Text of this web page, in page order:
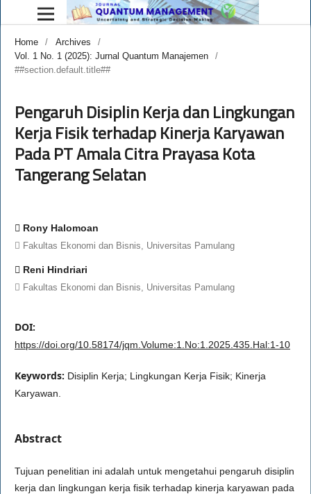
Home / Archives
/
Vol. 1 No. 1 (2025): Jurnal Quantum Manajemen
/
##section.default.title##
Pengaruh Disiplin Kerja dan Lingkungan
Kerja Fisik terhadap Kinerja Karyawan
Pada PT Amala Citra Prayasa Kota
Tangerang Selatan
Rony Halomoan
Fakultas Ekonomi dan Bisnis, Universitas Pamulang
Reni Hindriari
Fakultas Ekonomi dan Bisnis, Universitas Pamulang
DOI:
https://doi.org/10.58174/jqm.Volume:1.No:1.2025.435.Hal:1-10
Keywords: Disiplin Kerja; Lingkungan Kerja Fisik; Kinerja
Karyawan.
Abstract
Tujuan penelitian ini adalah untuk mengetahui pengaruh disiplin
kerja dan lingkungan kerja fisik terhadap kinerja karyawan pada